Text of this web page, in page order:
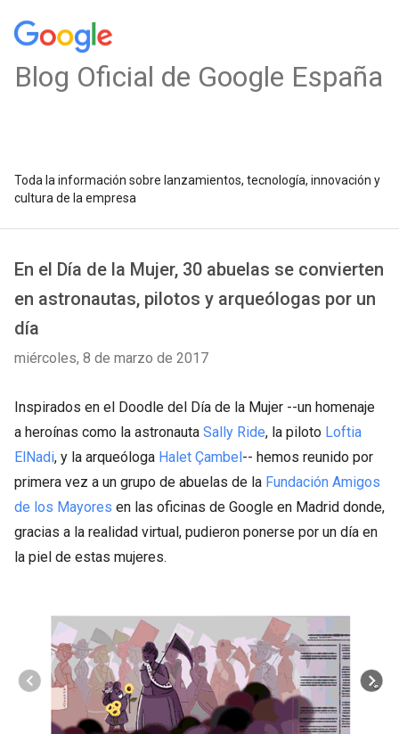
Blog Oficial de Google España
Toda la información sobre lanzamientos, tecnología, innovación y
cultura de la empresa
En el Día de la Mujer, 30 abuelas se convierten
en astronautas, pilotos y arqueólogas por un
día
miércoles, 8 de marzo de 2017
Inspirados en el Doodle del Día de la Mujer --un homenaje
a heroínas como la astronauta Sally Ride, la piloto Loftia
ElNadi, y la arqueóloga Halet Çambel-- hemos reunido por
primera vez a un grupo de abuelas de la Fundación Amigos
de los Mayores en las oficinas de Google en Madrid donde,
gracias a la realidad virtual, pudieron ponerse por un día en
la piel de estas mujeres.